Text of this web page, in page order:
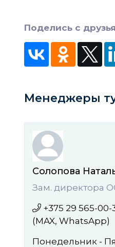
Поделись с
Менеджеры
Солопова
Зам. директора
+375 29 565-00-
(MAX, WhatsApp)
Понедельник -